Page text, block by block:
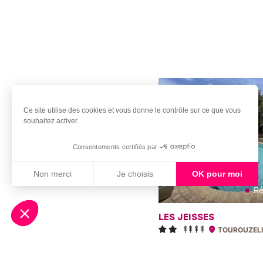
Ce site utilise des cookies et vous donne le contrôle sur ce que vous
souhaitez activer.
Consentements certifiés par
Non merci Je choisis OK pour moi
Plateforme de Gestion du Consentement :
Notre plateforme vous permet d'adapter et de gérer
LES JEISSES